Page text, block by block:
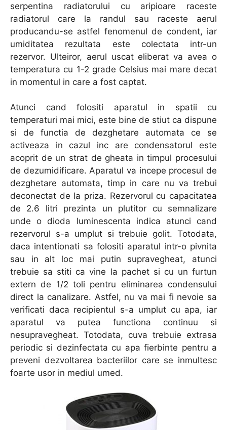
serpentina radiatorului cu aripioare raceste
radiatorul care la randul sau raceste aerul
producandu-se astfel fenomenul de condent, iar
umiditatea rezultata este colectata intr-un
rezervor. Ulteiror, aerul uscat eliberat va avea o
temperatura cu 1-2 grade Celsius mai mare decat
in momentul in care a fost captat.
Atunci cand folositi aparatul in spatii cu
temperaturi mai mici, este bine de stiut ca dispune
si de functia de dezghetare automata ce se
activeaza in cazul inc are condensatorul este
acoprit de un strat de gheata in timpul procesului
de dezumidificare. Aparatul va incepe procesul de
dezghetare automata, timp in care nu va trebui
deconectat de la priza. Rezervorul cu capacitatea
de 2.6 litri prezinta un plutitor cu semnalizare
unde o dioda luminescenta indica atunci cand
rezervorul s-a umplut si trebuie golit. Totodata,
daca intentionati sa folositi aparatul intr-o pivnita
sau in alt loc mai putin supravegheat, atunci
trebuie sa stiti ca vine la pachet si cu un furtun
extern de 1/2 toli pentru eliminarea condensului
direct la canalizare. Astfel, nu va mai fi nevoie sa
verificati daca recipientul s-a umplut cu apa, iar
aparatul va putea functiona continuu si
nesupravegheat. Totodata, cuva trebuie extrasa
periodic si dezinfectata cu apa fierbinte pentru a
preveni dezvoltarea bacteriilor care se inmultesc
foarte usor in mediul umed.